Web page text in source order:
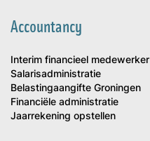
Accountancy
Interim financieel medewerker
Salarisadministratie
Belastingaangifte Groningen
Financiële administratie
Jaarrekening opstellen